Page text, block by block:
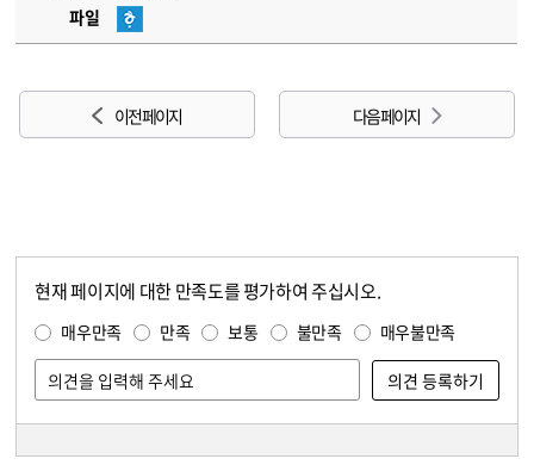
파일
이전 페이지 다음 페이지
현재 페이지에 대한 만족도를 평가하여 주십시오.
매우만족 만족 보통 불만족 매우불만족